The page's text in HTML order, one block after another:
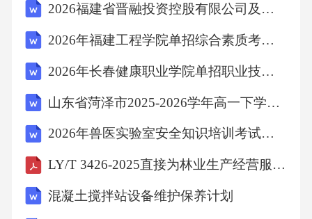
2026福建省晋融投资控股有限公司及权属子公司招聘工作人员6人考试备考题库及答案解析
2026年福建工程学院单招综合素质考试模拟试题含详细答案解析
2026年长春健康职业学院单招职业技能考试备考试题含详细答案解析
山东省菏泽市2025-2026学年高一下学期期末考试英语试卷
2026年兽医实验室安全知识培训考试题库(含答案)
LY/T 3426-2025直接为林业生产经营服务工程设施用地规范
混凝土搅拌站设备维护保养计划